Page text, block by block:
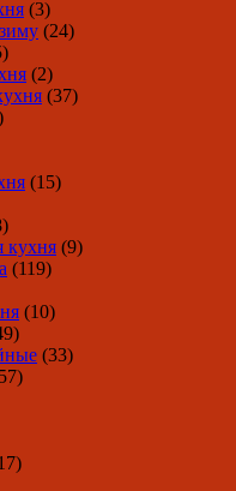
(3)
(24)
(2)
(37)
(15)
кухня (9)
(119)
(10)
(33)